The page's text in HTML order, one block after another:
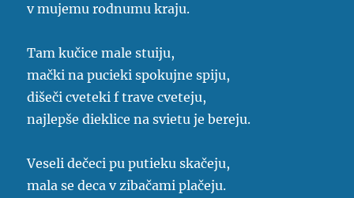
v mujemu rodnumu kraju.
Tam kučice male stuiju,
mački na pucieki spokujne spiju,
dišeči cveteki f trave cveteju,
najlepše dieklice na svietu je bereju.
Veseli dečeci pu putieku skačeju,
mala se deca v zibačami plačeju.